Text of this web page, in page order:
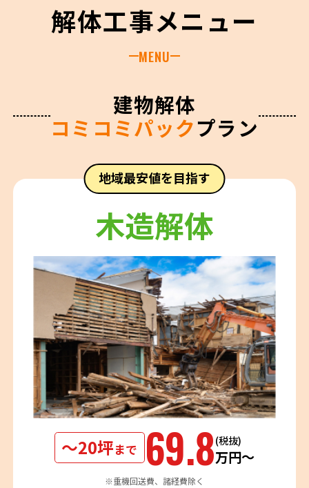
解体工事メニュー
MENU
建物解体
コミコミパックプラン
地域最安値を目指す
木造解体
〜20坪まで 69.8(税抜)
万円〜
※重機回送費、諸経費除く